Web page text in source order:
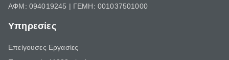
ΑΦΜ: 094019245 | ΓΕΜΗ: 001037501000
Υπηρεσίες
Επείγουσες Εργασίες